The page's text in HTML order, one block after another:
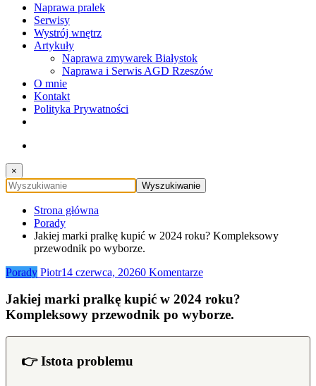
Naprawa pralek
Serwisy
Wystrój wnętrz
Artykuły
Naprawa zmywarek Białystok
Naprawa i Serwis AGD Rzeszów
O mnie
Kontakt
Polityka Prywatności
×
Strona główna
Porady
Jakiej marki pralkę kupić w 2024 roku? Kompleksowy
przewodnik po wyborze.
Porady Piotr14 czerwca, 20260 Komentarze
Jakiej marki pralkę kupić w 2024 roku?
Kompleksowy przewodnik po wyborze.
👉 Istota problemu